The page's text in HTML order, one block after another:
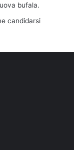
bufala.
candidarsi